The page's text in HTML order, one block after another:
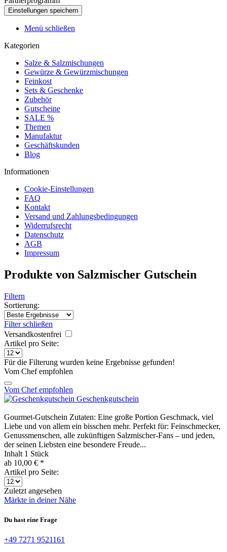
Menü schließen
Kategorien
Salze & Salzmischungen
Gewürze & Gewürzmischungen
Feinkost
Sets & Geschenke
Zubehör
Gutscheine
SALE %
Themen
Manufaktur
Geschäftskunden
Blog
Informationen
Cookie-Einstellungen
FAQ
Kontakt
Versand und Zahlungsbedingungen
Widerrufsrecht
Datenschutz
AGB
Impressum
Produkte von Salzmischer Gutschein
Filtern
Sortierung:
Filter schließen
Versandkostenfrei
Artikel pro Seite:
Für die Filterung wurden keine Ergebnisse gefunden!
Vom Chef empfohlen
Vom Chef empfohlen
Geschenkgutschein
Gourmet-Gutschein Zutaten: Eine große Portion Geschmack, viel
Liebe und von allem ein bisschen mehr. Perfekt für: Feinschmecker,
Genussmenschen, alle zukünftigen Salzmischer-Fans – und jeden,
der seinen Liebsten eine besondere Freude...
Inhalt 1 Stück
ab 10,00 € *
Artikel pro Seite:
Zuletzt angesehen
Märkte in deiner Nähe
Du hast eine Frage
+49 7271 9521161